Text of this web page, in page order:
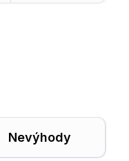
Nevýhody